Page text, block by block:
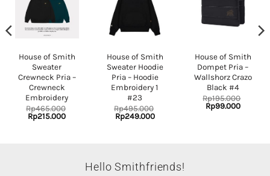
House of Smith
Sweater
Crewneck Pria –
Crewneck
Embroidery
Rp465.000
Original
price
Rp215.000Current
House of Smith
Sweater Hoodie
Pria – Hoodie
Embroidery 1
#23
Rp495.000
Original
price
Rp249.000Current
House of Smith
Dompet Pria –
Wallshorz Crazo
Black #4
Rp195.000
Original
price
Rp99.000Current
Hello Smithfriends!